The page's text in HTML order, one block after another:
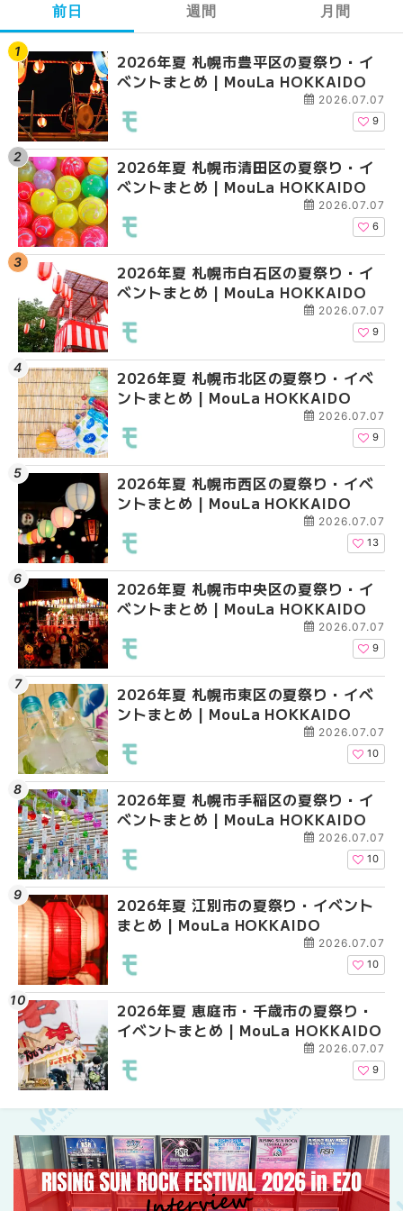
前日
2026年夏 札幌市豊平区の夏祭り・イ
ベントまとめ | MouLa HOKKAIDO
2026.07.07
9
2026年夏 札幌市清田区の夏祭り・イ
ベントまとめ | MouLa HOKKAIDO
2026.07.07
6
2026年夏 札幌市白石区の夏祭り・イ
ベントまとめ | MouLa HOKKAIDO
2026.07.07
9
2026年夏 札幌市北区の夏祭り・イベ
ントまとめ | MouLa HOKKAIDO
2026.07.07
9
2026年夏 札幌市西区の夏祭り・イベ
ントまとめ | MouLa HOKKAIDO
2026.07.07
13
2026年夏 札幌市中央区の夏祭り・イ
ベントまとめ | MouLa HOKKAIDO
2026.07.07
9
2026年夏 札幌市東区の夏祭り・イベ
ントまとめ | MouLa HOKKAIDO
2026.07.07
10
2026年夏 札幌市手稲区の夏祭り・イ
ベントまとめ | MouLa HOKKAIDO
2026.07.07
10
2026年夏 江別市の夏祭り・イベント
まとめ | MouLa HOKKAIDO
2026.07.07
10
2026年夏 恵庭市・千歳市の夏祭り・
イベントまとめ | MouLa HOKKAIDO
2026.07.07
9
週間
【2026年最新】札幌
ガーデン｜オープン日
大通公園から穴場テ
2026年夏 札幌市白石
ベントまとめ |
2026年夏 札幌市西区
ントまとめ | MouLa
2026年夏 札幌市豊平
ベントまとめ |
2026年夏 札幌市北区
ントまとめ | MouLa
2026年夏 札幌市清田
ベントまとめ |
2026年夏 札幌市手稲
ベントまとめ |
2026年夏 札幌市中央
ベントまとめ |
2026年夏 札幌市南区
ントまとめ | MouLa
札幌の麻辣湯（マーラ
め専門店9選！本場の
新店まで徹底比較 |
月間
【2026年最新】札幌
ガーデン｜オープン日
大通公園から穴場テ
2026年夏 札幌市北区
ントまとめ | MouLa
2026年夏 札幌市白石
ベントまとめ |
2026年夏 札幌市西区
ントまとめ | MouLa
2026年夏 札幌市清田
ベントまとめ |
2026年夏 札幌市手稲
ベントまとめ |
2026年夏 札幌市豊平
ベントまとめ |
2026年夏 札幌市東区
ントまとめ | MouLa
2026年夏 札幌市南区
ントまとめ | MouLa
札幌の麻辣湯（マーラ
め専門店6選！本場の
新店まで徹底比較 |